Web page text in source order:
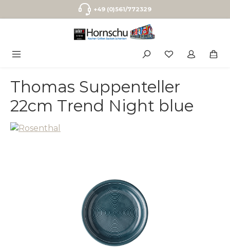
Zum Hauptinhalt springen+49 (0)561/772329
Thomas Suppenteller
22cm Trend Night blue